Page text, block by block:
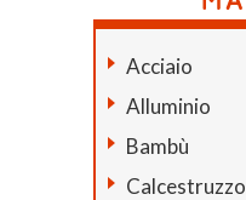
Acciaio
Alluminio
Bambù
Calcestruzzo